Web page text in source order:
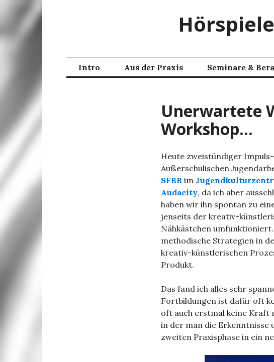
Intro Aus der Praxis Seminare &
Unerwartete
Workshop…
Heute zweistündiger
Außerschulischen
SFBB im
Audacity, da ich aber
haben wir ihn spontan zu
jenseits der kreativ-
Nähkästchen
methodische Strategien in
kreativ-künstlerischen
Produkt.
Das fand ich alles sehr
Fortbildungen ist dafür oft
oft auch erstmal keine Kraft
in der man die Erkenntnisse
zweiten Praxisphase in ein